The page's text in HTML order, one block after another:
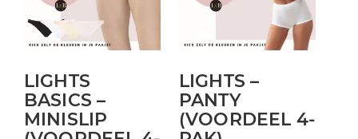
LIGHTS
BASICS –
MINISLIP
LIGHTS –
PANTY
(VOORDEEL 4-